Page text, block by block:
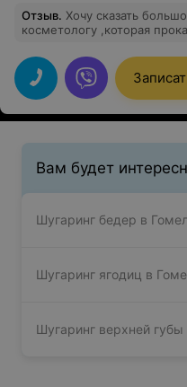
Отзыв. Хочу сказать
косметологу ,которая
быстро. Спасибо большое
Вам будет
Шугаринг бедер в
Шугаринг ягодиц в
Шугаринг верхней губы